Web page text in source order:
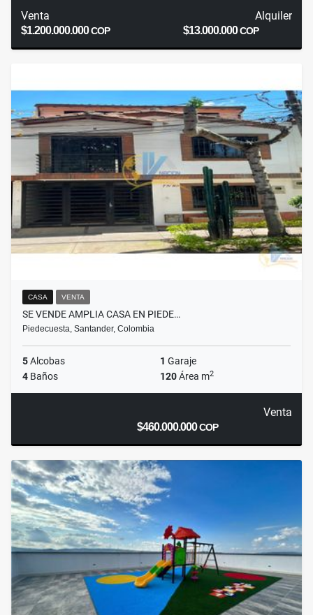
Venta
$1.200.000.000COP
Alquiler
$13.000.000COP
CASA VENTA
SE VENDE AMPLIA CASA EN PIEDE…
Piedecuesta, Santander, Colombia
5Alcobas 1 Garaje
4 Baños 120Área m2
Venta
$460.000.000COP